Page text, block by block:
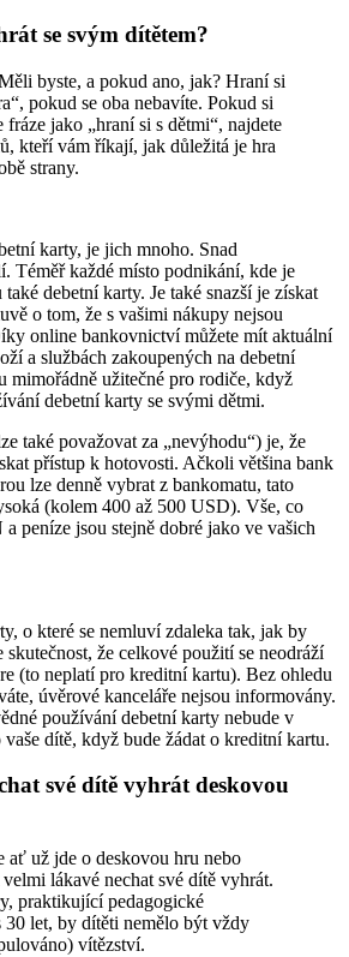
se svým dítětem?
byste, a pokud ano, jak? Hraní si
pokud se oba nebavíte. Pokud si
fráze jako „hraní si s dětmi“, najdete
kteří vám říkají, jak důležitá je hra
strany.
karty, je jich mnoho. Snad
Téměř každé místo podnikání, kde je
debetní karty. Je také snazší je získat
o tom, že s vašimi nákupy nejsou
online bankovnictví můžete mít aktuální
a službách zakoupených na debetní
mimořádně užitečné pro rodiče, když
debetní karty se svými dětmi.
také považovat za „nevýhodu“) je, že
přístup k hotovosti. Ačkoli většina bank
lze denně vybrat z bankomatu, tato
(kolem 400 až 500 USD). Vše, co
peníze jsou stejně dobré jako ve vašich
o které se nemluví zdaleka tak, jak by
skutečnost, že celkové použití se neodráží
(to neplatí pro kreditní kartu). Bez ohledu
úvěrové kanceláře nejsou informovány.
používání debetní karty nebude v
dítě, když bude žádat o kreditní kartu.
své dítě vyhrát deskovou
ať už jde o deskovou hru nebo
lákavé nechat své dítě vyhrát.
praktikující pedagogické
30 let, by dítěti nemělo být vždy
vítězství.